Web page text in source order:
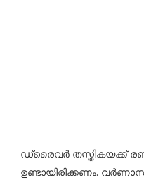
ഡ്രൈവർ തസ്തികയക്ക്
ഉണ്ടായിരിക്കണം.